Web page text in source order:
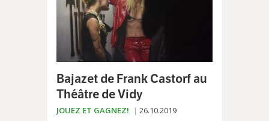
Bajazet de Frank Castorf au
Théâtre de Vidy
JOUEZ ET GAGNEZ! 26.10.2019